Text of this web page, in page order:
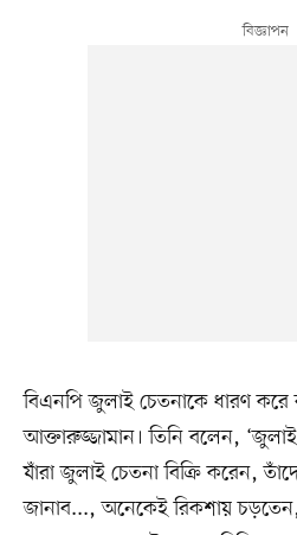
বিএনপি জুলাই চেতনাকে ধারণ
আক্তারুজ্জামান। তিনি বলেন,
যাঁরা জুলাই চেতনা বিক্রি করেন,
জানাব..., অনেকেই রিকশায়